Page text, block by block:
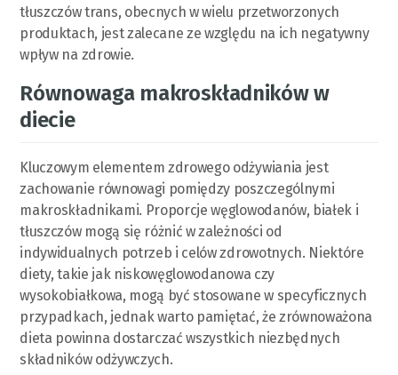
tłuszczów trans, obecnych w wielu przetworzonych
produktach, jest zalecane ze względu na ich negatywny
wpływ na zdrowie.
Równowaga makroskładników w
diecie
Kluczowym elementem zdrowego odżywiania jest
zachowanie równowagi pomiędzy poszczególnymi
makroskładnikami. Proporcje węglowodanów, białek i
tłuszczów mogą się różnić w zależności od
indywidualnych potrzeb i celów zdrowotnych. Niektóre
diety, takie jak niskowęglowodanowa czy
wysokobiałkowa, mogą być stosowane w specyficznych
przypadkach, jednak warto pamiętać, że zrównoważona
dieta powinna dostarczać wszystkich niezbędnych
składników odżywczych.